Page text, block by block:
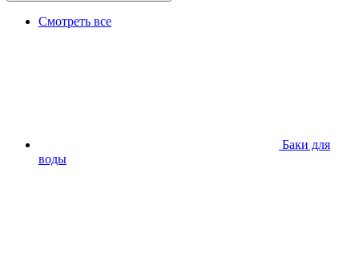
Смотреть все
Баки для
воды